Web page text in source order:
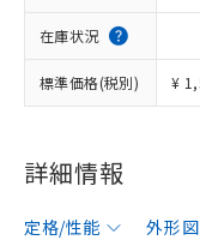
在庫状況
標準価格(税別) ¥
詳細情報
定格/性能 外形図